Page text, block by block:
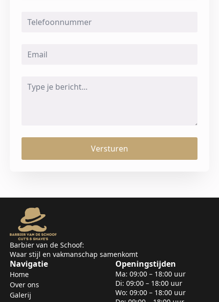
Versturen
Barbier van de Schoof:
Waar stijl en vakmanschap samenkomt
Navigatie
Home
Over ons
Galerij
Openingstijden
Ma: 09:00 – 18:00 uur
Di: 09:00 – 18:00 uur
Wo: 09:00 – 18:00 uur